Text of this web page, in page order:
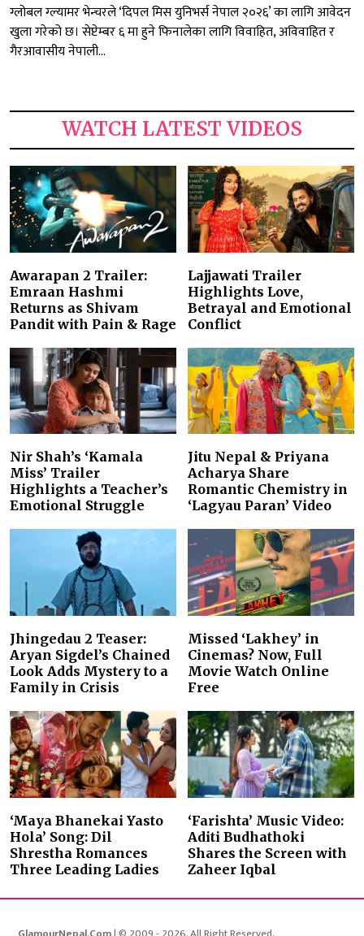
ग्लोबल ग्ल्यामर भेन्चरले ‘दिपल मिस युनिभर्स नेपाल २०२६’ का लागि आवेदन
खुला गरेको छ। सेप्टेम्बर ६ मा हुने फिनालेका लागि विवाहित, अविवाहित र
गैरआवासीय नेपाली...
WATCH LATEST VIDEOS
Awarapan 2 Trailer:
Emraan Hashmi
Returns as Shivam
Pandit with Pain & Rage
Lajjawati Trailer
Highlights Love,
Betrayal and Emotional
Conflict
Nir Shah’s ‘Kamala
Miss’ Trailer
Highlights a Teacher’s
Emotional Struggle
Jitu Nepal & Priyana
Acharya Share
Romantic Chemistry in
‘Lagyau Paran’ Video
Jhingedau 2 Teaser:
Aryan Sigdel’s Chained
Look Adds Mystery to a
Family in Crisis
Missed ‘Lakhey’ in
Cinemas? Now, Full
Movie Watch Online
Free
‘Maya Bhanekai Yasto
Hola’ Song: Dil
Shrestha Romances
Three Leading Ladies
‘Farishta’ Music Video:
Aditi Budhathoki
Shares the Screen with
Zaheer Iqbal